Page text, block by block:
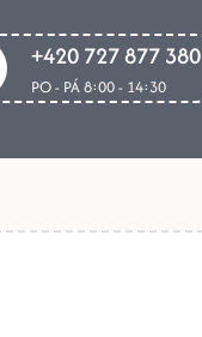
+420 727 877 380
PO - PÁ 8:00 - 14:30